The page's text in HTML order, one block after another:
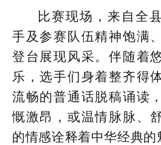
比赛现场，来自全
手及参赛队伍精神饱满
登台展现风采。伴随着
乐，选手们身着整齐得
流畅的普通话脱稿诵读
慨激昂，或温情脉脉、
的情感诠释着中华经典的